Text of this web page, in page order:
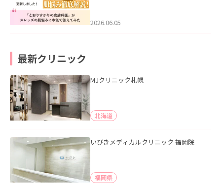
2026.06.05
最新クリニック
MJクリニック札幌
北海道
いびきメディカルクリニック 福岡院
福岡県